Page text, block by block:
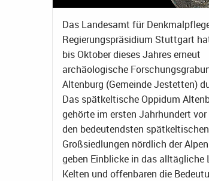
Das Landesamt für
Regierungspräsidium Stuttgart
bis Oktober dieses Jahres erneut
archäologische
Altenburg (Gemeinde Jestetten)
Das spätkeltische Oppidum
gehörte im ersten Jahrhundert
den bedeutendsten spätkeltischen
Großsiedlungen nördlich der
geben Einblicke in das alltägliche
Kelten und offenbaren die